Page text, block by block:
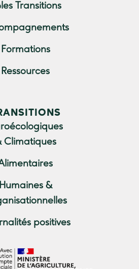
Transitions
Formations
Ressources
Climatiques
Humaines &
positives